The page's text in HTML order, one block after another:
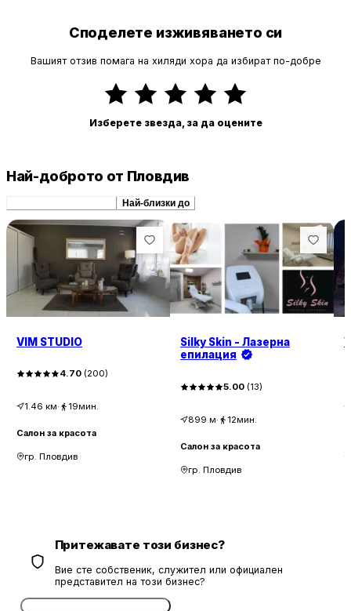
Споделете изживяването си
Вашият отзив помага на хиляди хора да избират по-добре
Изберете звезда, за да оцените
Най-доброто от Пловдив
Най-близки до
VIM STUDIO
4.70 (200)
1.46 км· 19мин.
Салон за красота
гр. Пловдив
Silky Skin - Лазерна
епилация
5.00 (13)
899 м· 12мин.
Салон за красота
гр. Пловдив
Притежавате този бизнес?
Вие сте собственик, служител или официален
представител на този бизнес?